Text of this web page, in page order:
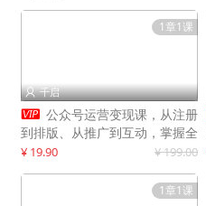
1章1课
 千启
 公众号运营变现课，从注册
到排版、从推广到互动，掌握全
流程，开启个人品牌月入
¥ 19.90 ¥ 199.00
1章1课